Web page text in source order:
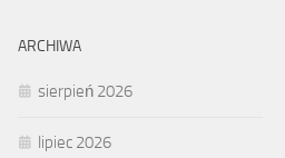
ARCHIWA
sierpień 2026
lipiec 2026